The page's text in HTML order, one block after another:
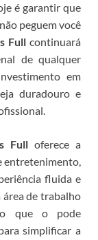
é garantir que
peguem você
Full continuará
de qualquer
em
duradouro e
Full oferece a
entretenimento,
fluida e
área de trabalho
que opode
simplificar a